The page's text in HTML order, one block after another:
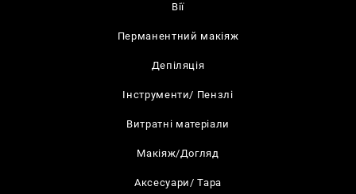
Вії
Перманентний макіяж
Депіляція
Інструменти/ Пензлі
Витратні матеріали
Макіяж/Догляд
Аксесуари/ Тара